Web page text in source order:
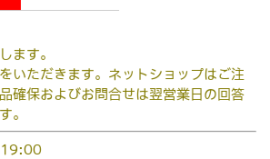
ます。
いただきます。ネットショップはご注
確保およびお問合せは翌営業日の回答
。
19:00